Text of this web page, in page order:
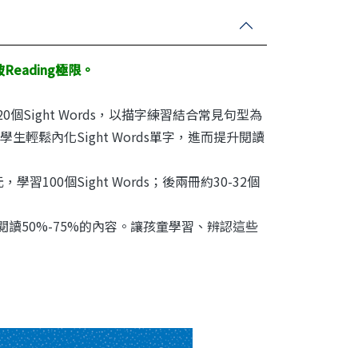
Reading極限。
Sight Words，以描字練習結合常見句型為
生輕鬆內化Sight Words單字，進而提升閱讀
學習100個Sight Words；後兩冊約30-32個
50%-75%的內容。讓孩童學習、辨認這些